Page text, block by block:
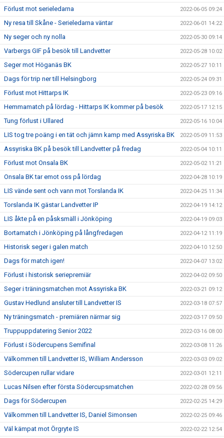
Förlust mot serieledarna 2022-06-05 09:24
Ny resa till Skåne - Serieledarna väntar 2022-06-01 14:22
Ny seger och ny nolla 2022-05-30 09:14
Varbergs GIF på besök till Landvetter 2022-05-28 10:02
Seger mot Höganäs BK 2022-05-27 10:11
Dags för trip ner till Helsingborg 2022-05-24 09:31
Förlust mot Hittarps IK 2022-05-23 09:16
Hemmamatch på lördag - Hittarps IK kommer på besök 2022-05-17 12:15
Tung förlust i Ullared 2022-05-16 10:04
LIS tog tre poäng i en tät och jämn kamp med Assyriska BK 2022-05-09 11:53
Assyriska BK på besök till Landvetter på fredag 2022-05-04 10:11
Förlust mot Onsala BK 2022-05-02 11:21
Onsala BK tar emot oss på lördag 2022-04-28 10:19
LIS vände sent och vann mot Torslanda IK 2022-04-25 11:34
Torslanda IK gästar Landvetter IP 2022-04-19 14:12
LIS åkte på en påsksmäll i Jönköping 2022-04-19 09:03
Bortamatch i Jönköping på långfredagen 2022-04-12 11:19
Historisk seger i galen match 2022-04-10 12:50
Dags för match igen! 2022-04-07 13:02
Förlust i historisk seriepremiär 2022-04-02 09:50
Seger i träningsmatchen mot Assyriska BK 2022-03-21 09:12
Gustav Hedlund ansluter till Landvetter IS 2022-03-18 07:57
Ny träningsmatch - premiären närmar sig 2022-03-17 09:50
Truppuppdatering Senior 2022 2022-03-16 08:00
Förlust i Södercupens Semifinal 2022-03-08 11:26
Välkommen till Landvetter IS, William Andersson 2022-03-03 09:02
Södercupen rullar vidare 2022-03-01 12:11
Lucas Nilsen efter första Södercupsmatchen 2022-02-28 09:56
Dags för Södercupen 2022-02-25 14:29
Välkommen till Landvetter IS, Daniel Simonsen 2022-02-25 09:46
Väl kämpat mot Örgryte IS 2022-02-22 12:54